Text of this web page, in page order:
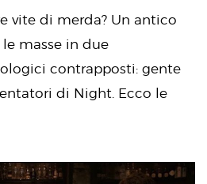
vite di merda? Un antico
masse in due
contrapposti: gente
di Night. Ecco le